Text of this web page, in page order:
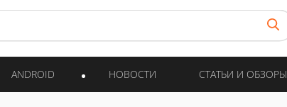
ANDROID НОВОСТИ СТАТЬИ И ОБЗОРЫ